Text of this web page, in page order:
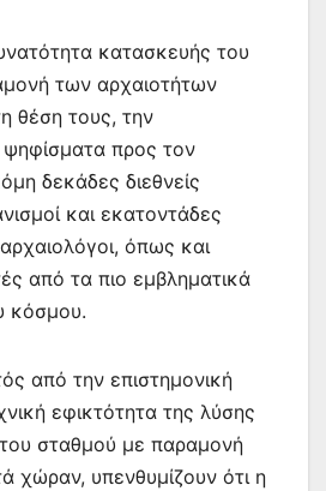
κατασκευής του
των αρχαιοτήτων
θέση τους, την
ψηφίσματα προς τον
δεκάδες διεθνείς
και εκατοντάδες
όπως και
από τα πιο εμβληματικά
κόσμου.
από την επιστημονική
εφικτότητα της λύσης
σταθμού με παραμονή
χώραν, υπενθυμίζουν ότι η